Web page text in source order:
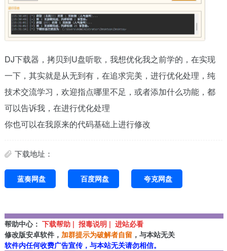
DJ下载器，拷贝到U盘听歌，我想优化我之前学的，在实现
一下，其实就是从无到有，在追求完美，进行优化处理，纯
技术交流学习，欢迎指点哪里不足，或者添加什么功能，都
可以告诉我，在进行优化处理
你也可以在我原来的代码基础上进行修改
下载地址：
蓝奏网盘 百度网盘 夸克网盘
帮助中心： 下载帮助 | 报毒说明 | 进站必看
修改版安卓软件， 加群提示为破解者自留 ，与本站无关
软件内任何收费广告宣传，与本站无关请勿相信。